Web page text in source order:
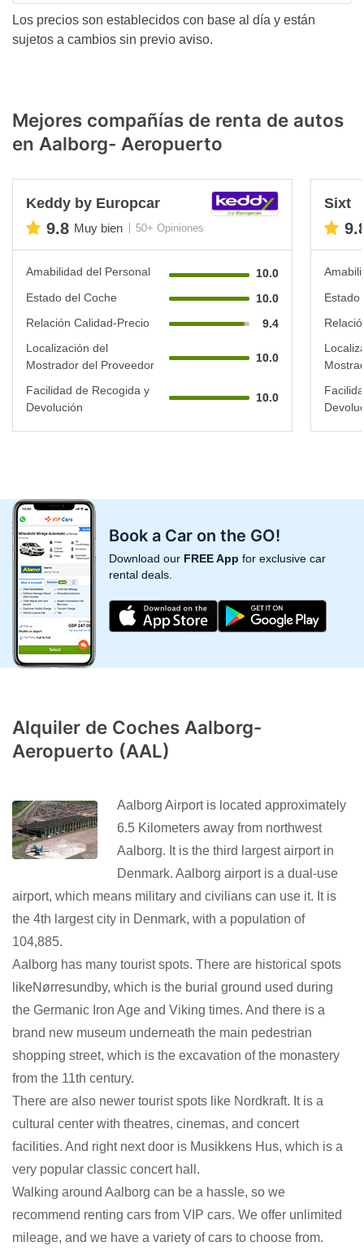
Los precios son establecidos con base al día y están
sujetos a cambios sin previo aviso.
Mejores compañías de renta de autos
en Aalborg- Aeropuerto
Keddy by Europcar
9.8 Muy bien 50+ Opiniones
Amabilidad del Personal
10.0
Estado del Coche
10.0
Relación Calidad-Precio
9.4
Localización del
Mostrador del Proveedor
10.0
Facilidad de Recogida y
Devolución
10.0
Sixt
Estado
Book a Car on the GO!
Download our FREE App for exclusive car
rental deals.
Alquiler de Coches Aalborg-
Aeropuerto (AAL)
Aalborg Airport is located approximately
6.5 Kilometers away from northwest
Aalborg. It is the third largest airport in
Denmark. Aalborg airport is a dual-use
airport, which means military and civilians can use it. It is
the 4th largest city in Denmark, with a population of
104,885.
Aalborg has many tourist spots. There are historical spots
likeNørresundby, which is the burial ground used during
the Germanic Iron Age and Viking times. And there is a
brand new museum underneath the main pedestrian
shopping street, which is the excavation of the monastery
from the 11th century.
There are also newer tourist spots like Nordkraft. It is a
cultural center with theatres, cinemas, and concert
facilities. And right next door is Musikkens Hus, which is a
very popular classic concert hall.
Walking around Aalborg can be a hassle, so we
recommend renting cars from VIP cars. We offer unlimited
mileage, and we have a variety of cars to choose from.